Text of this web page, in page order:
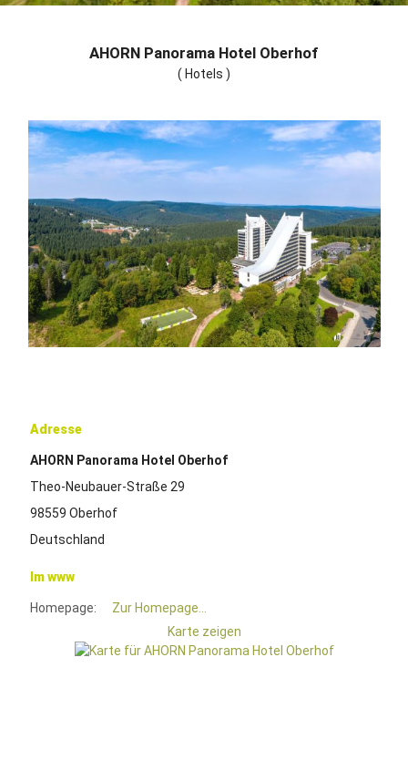
AHORN Panorama Hotel Oberhof
( Hotels )
Adresse
AHORN Panorama Hotel Oberhof
Theo-Neubauer-Straße 29
98559 Oberhof
Deutschland
Im www
Homepage:
Zur Homepage...
Karte zeigen